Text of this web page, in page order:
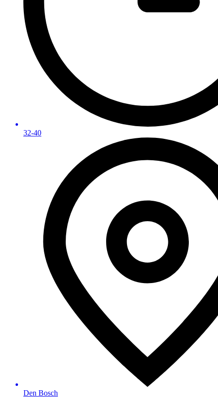
32-40
Den Bosch